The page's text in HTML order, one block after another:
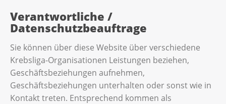
Verantwortliche /
Datenschutzbeauftrage
Sie können über diese Website über verschiedene
Krebsliga-Organisationen Leistungen beziehen,
Geschäftsbeziehungen aufnehmen,
Geschäftsbeziehungen unterhalten oder sonst wie in
Kontakt treten. Entsprechend kommen als